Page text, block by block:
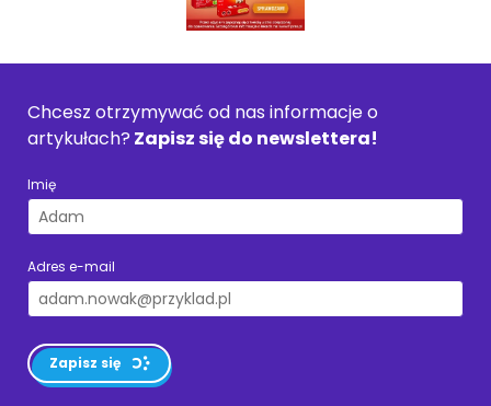
Chcesz otrzymywać od nas informacje o
artykułach? Zapisz się do newslettera!
Imię
Adres e-mail
Zapisz się